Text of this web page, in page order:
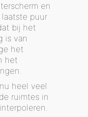
en
puur
bij het
is van
het
het
heel veel
ruimtes in